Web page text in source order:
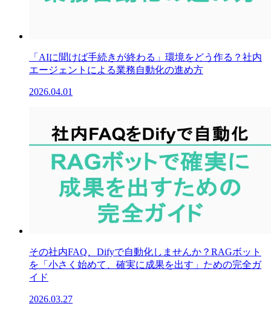
「AIに聞けば手続きが終わる」環境をどう作る？社内
エージェントによる業務自動化の進め方
2026.04.01
その社内FAQ、Difyで自動化しませんか？RAGボット
を「小さく始めて、確実に成果を出す」ための完全ガ
イド
2026.03.27